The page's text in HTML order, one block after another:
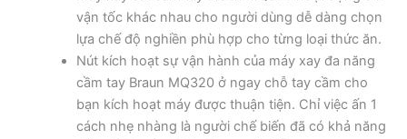
vận tốc khác nhau cho người dùng dễ dàng chọn
lựa chế độ nghiền phù hợp cho từng loại thức ăn.
Nút kích hoạt sự vận hành của máy xay đa năng
cầm tay Braun MQ320 ở ngay chỗ tay cầm cho
bạn kích hoạt máy được thuận tiện. Chỉ việc ấn 1
cách nhẹ nhàng là người chế biến đã có khả năng